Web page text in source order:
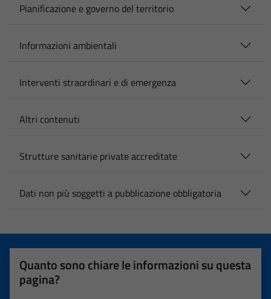
Pianificazione e governo del territorio
Informazioni ambientali
Interventi straordinari e di emergenza
Altri contenuti
Strutture sanitarie private accreditate
Dati non più soggetti a pubblicazione obbligatoria
Quanto sono chiare le informazioni su questa
pagina?